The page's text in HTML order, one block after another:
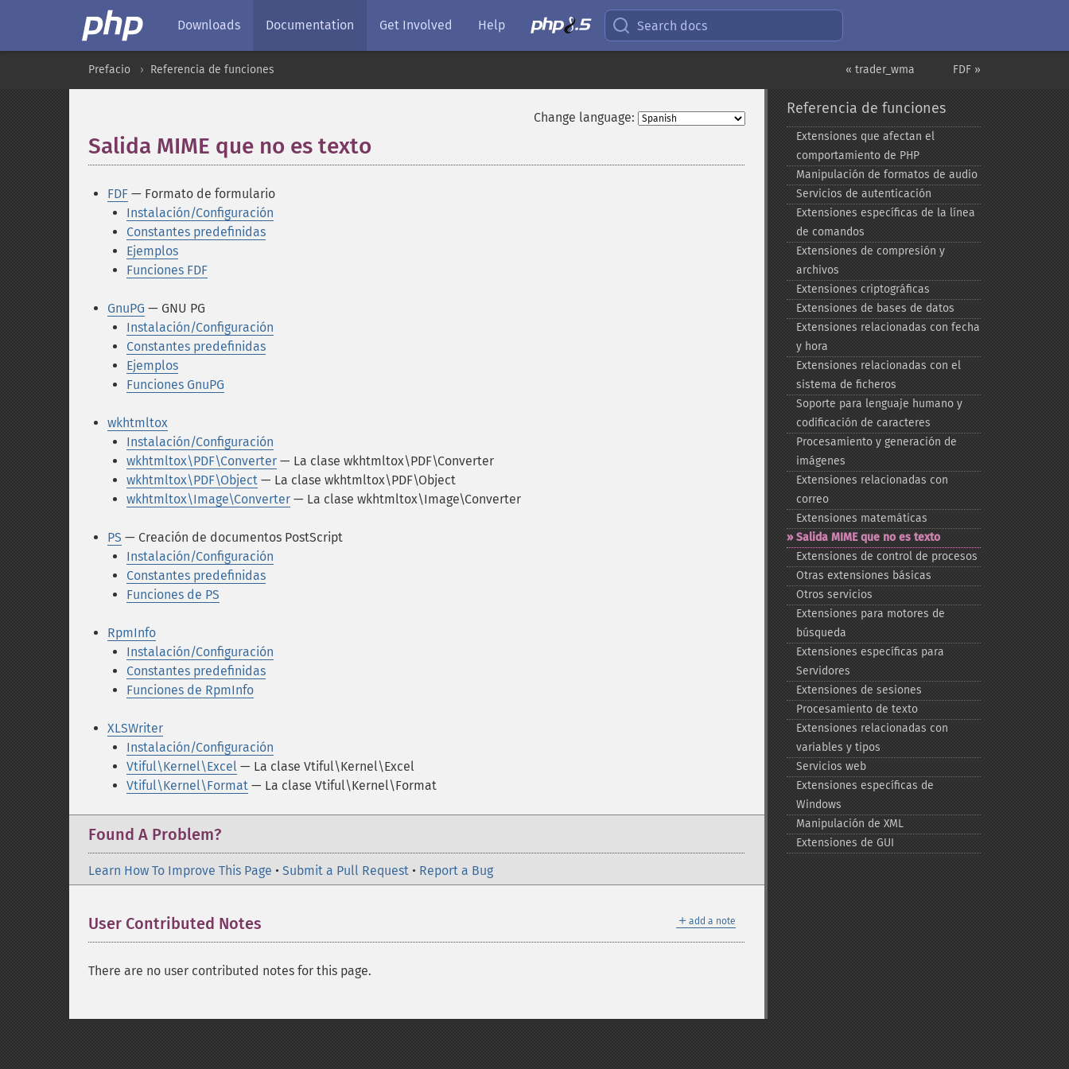
Downloads Documentation Get Involved Help Search docs
FDF »
« trader_wma
Prefacio Referencia de funciones
Change language:
Salida MIME que no es texto
FDF — Formato de formulario
Instalación/Configuración
Constantes predefinidas
Ejemplos
Funciones FDF
GnuPG — GNU PG
Instalación/Configuración
Constantes predefinidas
Ejemplos
Funciones GnuPG
wkhtmltox
Instalación/Configuración
wkhtmltox\PDF\Converter — La clase wkhtmltox\PDF\Converter
wkhtmltox\PDF\Object — La clase wkhtmltox\PDF\Object
wkhtmltox\Image\Converter — La clase wkhtmltox\Image\Converter
PS — Creación de documentos PostScript
Instalación/Configuración
Constantes predefinidas
Funciones de PS
RpmInfo
Instalación/Configuración
Constantes predefinidas
Funciones de RpmInfo
XLSWriter
Instalación/Configuración
Vtiful\Kernel\Excel — La clase Vtiful\Kernel\Excel
Vtiful\Kernel\Format — La clase Vtiful\Kernel\Format
Found A Problem?
Learn How To Improve This Page • Submit a Pull Request • Report a Bug
＋ add a note
User Contributed Notes
There are no user contributed notes for this page.
Referencia de funciones
Extensiones que afectan el
comportamiento de PHP
Manipulación de formatos de audio
Servicios de autenticación
Extensiones específicas de la línea
de comandos
Extensiones de compresión y
archivos
Extensiones criptográficas
Extensiones de bases de datos
Extensiones relacionadas con fecha
y hora
Extensiones relacionadas con el
sistema de ficheros
Soporte para lenguaje humano y
codificación de caracteres
Procesamiento y generación de
imágenes
Extensiones relacionadas con
correo
Extensiones matemáticas
Salida MIME que no es texto
Extensiones de control de procesos
Otras extensiones básicas
Otros servicios
Extensiones para motores de
búsqueda
Extensiones específicas para
Servidores
Extensiones de sesiones
Procesamiento de texto
Extensiones relacionadas con
variables y tipos
Servicios web
Extensiones específicas de
Windows
Manipulación de XML
Extensiones de GUI